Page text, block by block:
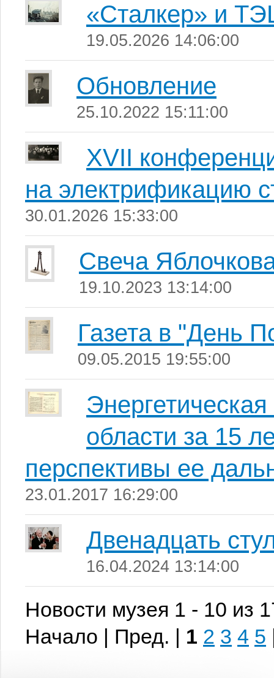
«Сталкер» и
19.05.2026 14:06:00
Обновление
25.10.2022 15:11:00
XVII
на электрификацию
30.01.2026 15:33:00
Свеча
19.10.2023 13:14:00
Газета в "День
09.05.2015 19:55:00
области за 15
перспективы ее
23.01.2017 16:29:00
Двенадцать
16.04.2024 13:14:00
Новости музея 1 - 10 из
Начало | Пред. | 1 2 3 4 5